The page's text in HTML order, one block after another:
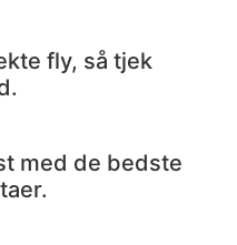
fly, så tjek
med de bedste